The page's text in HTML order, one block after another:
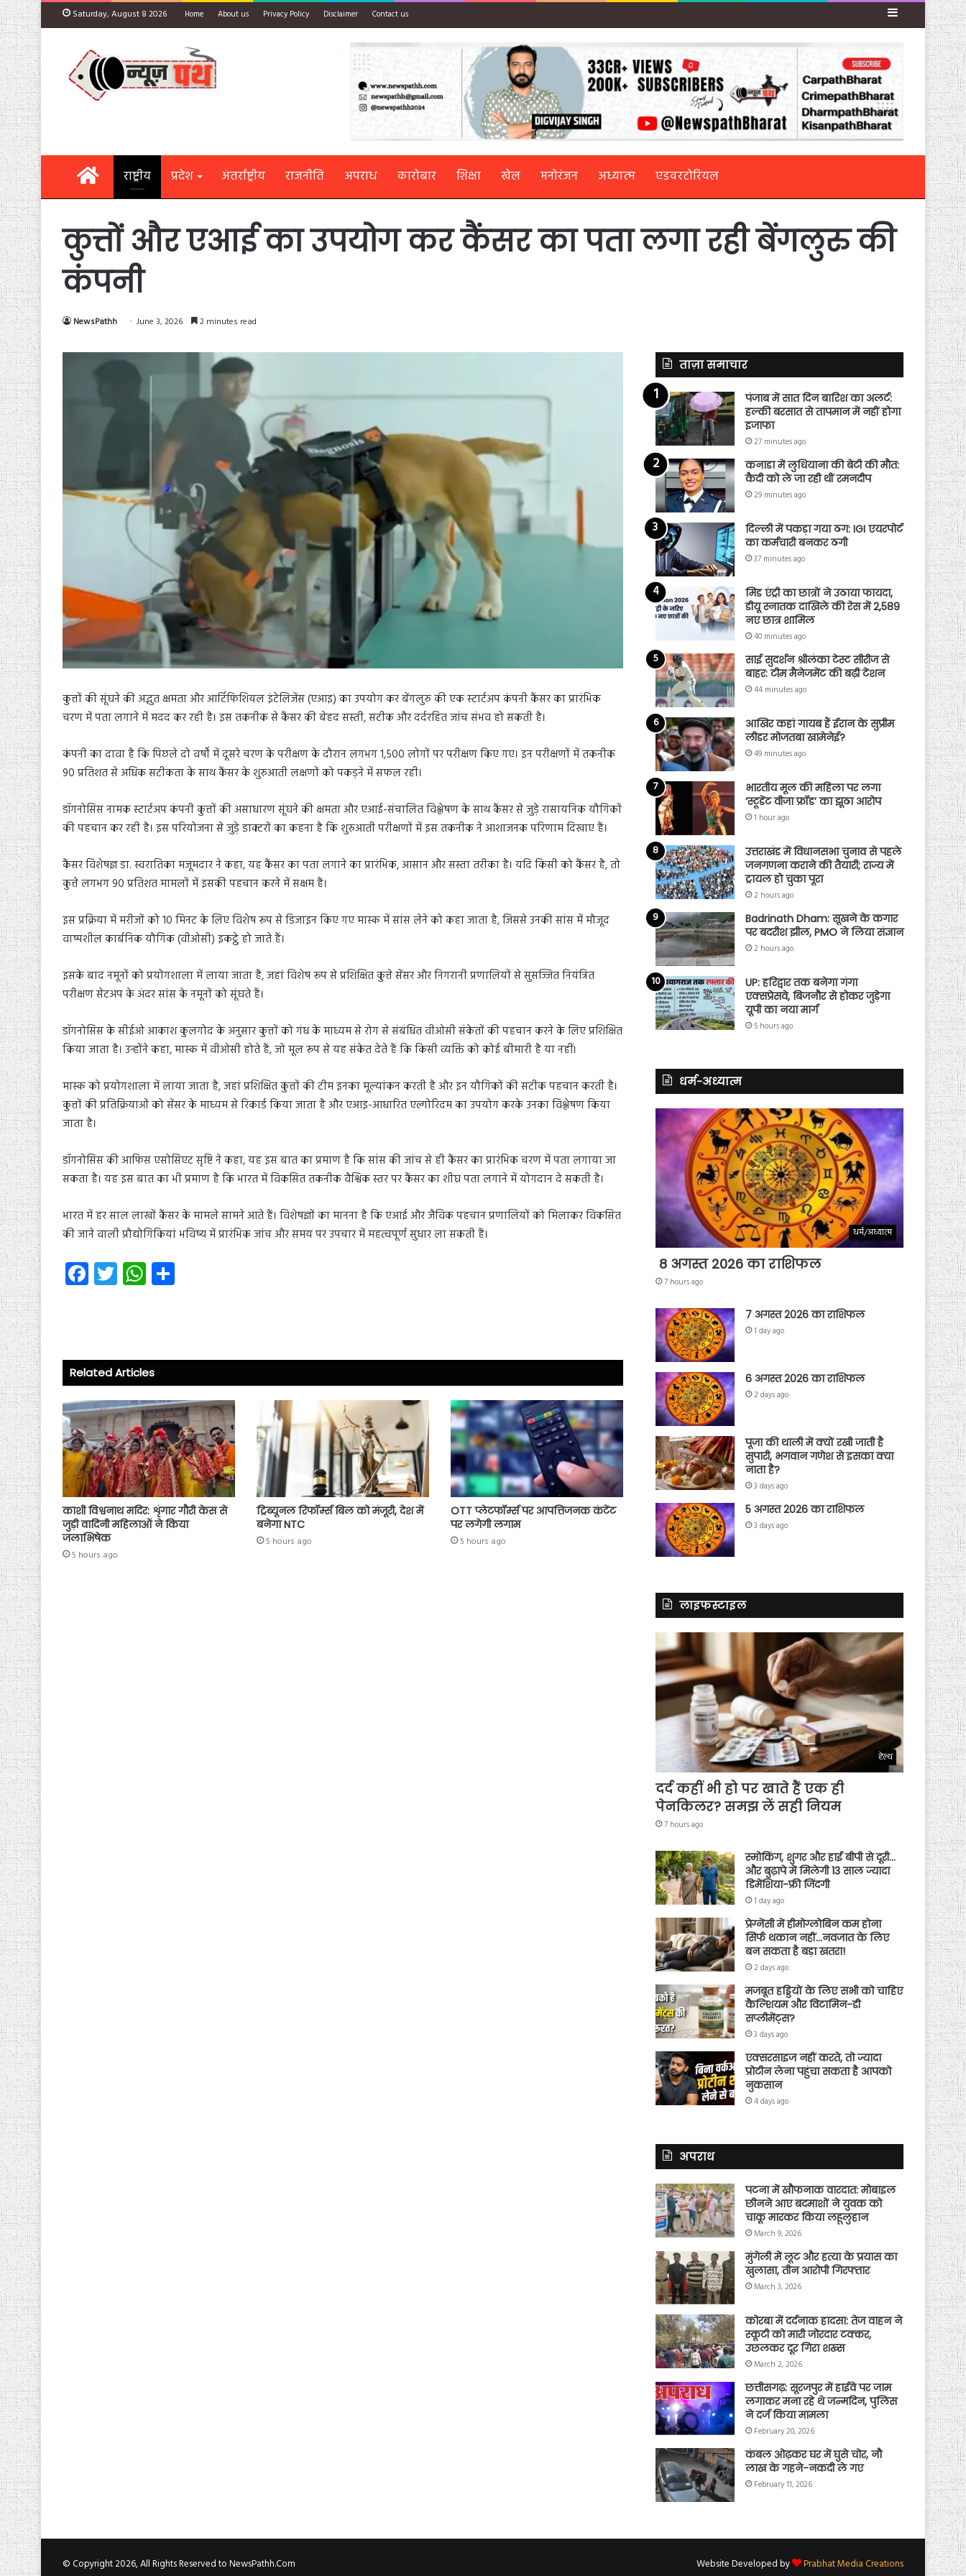
Saturday, August 8 2026 Home About us Privacy Policy Disclaimer Contact us Sidebar
Homeराष्ट्रीय प्रदेश अंतर्राष्ट्रीय राजनीति अपराध कारोबार शिक्षा खेल मनोरंजन अध्यात्म एडवरटोरियल
कुत्तों और एआई का उपयोग कर कैंसर का पता लगा रही बेंगलुरु की
कंपनी
NewsPathh June 3, 2026 2 minutes read
कुत्तों की सूंघने की अद्भुत क्षमता और आर्टिफिशियल इंटेलिजेंस (एआइ) का उपयोग कर बेंगलुरु की एक स्टार्टअप कंपनी कैंसर का प्रारंभिक
चरण में पता लगाने में मदद कर रही है। इस तकनीक से कैंसर की बेहद सस्ती, सटीक और दर्दरहित जांच संभव हो सकती है।
कंपनी का दावा है कि पिछले दो वर्षों में दूसरे चरण के परीक्षण के दौरान लगभग 1,500 लोगों पर परीक्षण किए गए। इन परीक्षणों में तकनीक
90 प्रतिशत से अधिक सटीकता के साथ कैंसर के शुरुआती लक्षणों को पकड़ने में सफल रही।
डॉगनोसिस नामक स्टार्टअप कंपनी कुत्तों की असाधारण सूंघने की क्षमता और एआई-संचालित विश्लेषण के साथ कैंसर से जुड़े रासायनिक यौगिकों
की पहचान कर रही है। इस परियोजना से जुड़े डाक्टरों का कहना है कि शुरुआती परीक्षणों में इस तकनीक ने आशाजनक परिणाम दिखाए हैं।
कैंसर विशेषज्ञ डा. स्वरातिका मजूमदार ने कहा, यह कैंसर का पता लगाने का प्रारंभिक, आसान और सस्ता तरीका है। यदि किसी को कैंसर है, तो
कुत्ते लगभग 90 प्रतिशत मामलों में इसकी पहचान करने में सक्षम हैं।
इस प्रक्रिया में मरीजों को 10 मिनट के लिए विशेष रूप से डिजाइन किए गए मास्क में सांस लेने को कहा जाता है, जिससे उनकी सांस में मौजूद
वाष्पशील कार्बनिक यौगिक (वीओसी) इकट्ठे हो जाते हैं।
इसके बाद नमूनों को प्रयोगशाला में लाया जाता है, जहां विशेष रूप से प्रशिक्षित कुत्ते सेंसर और निगरानी प्रणालियों से सुसज्जित नियंत्रित
परीक्षण सेटअप के अंदर सांस के नमूनों को सूंघते हैं।
डॉगनोसिस के सीईओ आकाश कुलगोद के अनुसार कुत्तों को गंध के माध्यम से रोग से संबंधित वीओसी संकेतों की पहचान करने के लिए प्रशिक्षित
किया जाता है। उन्होंने कहा, मास्क में वीओसी होते हैं, जो मूल रूप से यह संकेत देते हैं कि किसी व्यक्ति को कोई बीमारी है या नहीं।
मास्क को प्रयोगशाला में लाया जाता है, जहां प्रशिक्षित कुत्तों की टीम इनका मूल्यांकन करती है और इन यौगिकों की सटीक पहचान करती है।
कुत्तों की प्रतिक्रियाओं को सेंसर के माध्यम से रिकार्ड किया जाता है और एआइ-आधारित एल्गोरिदम का उपयोग करके उनका विश्लेषण किया
जाता है।
डॉगनोसिस की आफिस एसोसिएट सृष्टि ने कहा, यह इस बात का प्रमाण है कि सांस की जांच से ही कैंसर का प्रारंभिक चरण में पता लगाया जा
सकता है। यह इस बात का भी प्रमाण है कि भारत में विकसित तकनीक वैश्विक स्तर पर कैंसर का शीघ्र पता लगाने में योगदान दे सकती है।
भारत में हर साल लाखों कैंसर के मामले सामने आते हैं। विशेषज्ञों का मानना है कि एआई और जैविक पहचान प्रणालियों को मिलाकर विकसित
की जाने वाली प्रौद्योगिकियां भविष्य में प्रारंभिक जांच और समय पर उपचार में महत्वपूर्ण सुधार ला सकती हैं।
Fa
ce
ok
T
wi
W
ha
p
p
Related Articles
काशी विश्वनाथ मदिर: शृंगार गौरी केस से
जुड़ी वादिनी महिलाओं ने किया
जलाभिषेक
5 hours ago
ट्रिब्यूनल रिफॉर्म्स बिल को मंजूरी, देश में
बनेगा NTC
5 hours ago
OTT प्लेटफॉर्म्स पर आपत्तिजनक कंटेंट
पर लगेगी लगाम
5 hours ago
ताज़ा समाचार
पंजाब में सात दिन बारिश का अलर्ट:
हल्की बरसात से तापमान में नहीं होगा
इजाफा
27 minutes ago
कनाडा में लुधियाना की बेटी की माैत:
कैदी को ले जा रही थीं रमनदीप
29 minutes ago
दिल्ली में पकड़ा गया ठग: IGI एयरपोर्ट
का कर्मचारी बनकर ठगी
37 minutes ago
मिड एंट्री का छात्रों ने उठाया फायदा,
डीयू स्नातक दाखिले की रेस में 2,589
नए छात्र शामिल
40 minutes ago
साई सुदर्शन श्रीलंका टेस्ट सीरीज से
बाहर: टीम मैनेजमेंट की बढ़ी टेंशन
44 minutes ago
आखिर कहां गायब हैं ईरान के सुप्रीम
लीडर मोजतबा खामेनेई?
49 minutes ago
भारतीय मूल की महिला पर लगा
‘स्टूडेंट वीजा फ्रॉड’ का झूठा आरोप
1 hour ago
उत्तराखंड में विधानसभा चुनाव से पहले
जनगणना कराने की तैयारी; राज्य में
ट्रायल हो चुका पूरा
2 hours ago
Badrinath Dham: सूखने के कगार
पर बदरीश झील, PMO ने लिया संज्ञान
2 hours ago
UP: हरिद्वार तक बनेगा गंगा
एक्सप्रेसवे, बिजनौर से होकर जुड़ेगा
यूपी का नया मार्ग
5 hours ago
धर्म-अध्यात्म
धर्म/अध्यात्म
8 अगस्त 2026 का राशिफल
7 hours ago
7 अगस्त 2026 का राशिफल
1 day ago
6 अगस्त 2026 का राशिफल
2 days ago
पूजा की थाली में क्यों रखी जाती है
सुपारी, भगवान गणेश से इसका क्या
नाता है?
3 days ago
5 अगस्त 2026 का राशिफल
3 days ago
लाइफस्टाइल
हेल्थ
दर्द कहीं भी हो पर खाते हैं एक ही
पेनकिलर? समझ लें सही नियम
7 hours ago
स्मोकिंग, शुगर और हाई बीपी से दूरी…
और बुढ़ापे में मिलेगी 13 साल ज्यादा
डिमेंशिया-फ्री जिंदगी
1 day ago
प्रेग्नेंसी में हीमोग्लोबिन कम होना
सिर्फ थकान नहीं…नवजात के लिए
बन सकता है बड़ा खतरा!
2 days ago
मजबूत हड्डियों के लिए सभी को चाहिए
कैल्शियम और विटामिन-डी
सप्लीमेंट्स?
3 days ago
एक्सरसाइज नहीं करते, तो ज्यादा
प्रोटीन लेना पहुंचा सकता है आपको
नुकसान
4 days ago
अपराध
पटना में खौफनाक वारदात: मोबाइल
छीनने आए बदमाशों ने युवक को
चाकू मारकर किया लहूलुहान
March 9, 2026
मुंगेली में लूट और हत्या के प्रयास का
खुलासा, तीन आरोपी गिरफ्तार
March 3, 2026
कोरबा में दर्दनाक हादसा: तेज वाहन ने
स्कूटी को मारी जोरदार टक्कर,
उछलकर दूर गिरा शख्स
March 2, 2026
छत्तीसगढ़: सूरजपुर में हाईवे पर जाम
लगाकर मना रहे थे जन्मदिन, पुलिस
ने दर्ज किया मामला
February 20, 2026
कंबल ओढ़कर घर में घुसे चोर, नौ
लाख के गहने-नकदी ले गए
February 11, 2026
© Copyright 2026, All Rights Reserved to NewsPathh.Com Website Developed by Prabhat Media Creations